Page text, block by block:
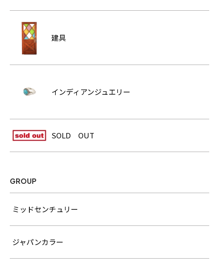
建具
インディアンジュエリー
SOLD OUT
GROUP
ミッドセンチュリー
ジャパンカラー